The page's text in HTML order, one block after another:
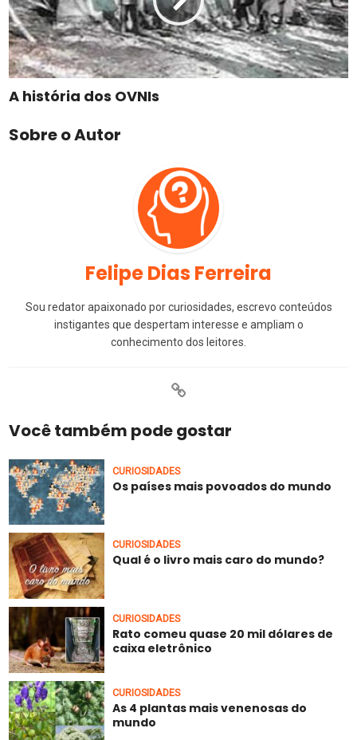
A história dos OVNIs
Sobre o Autor
Felipe Dias Ferreira
Sou redator apaixonado por curiosidades, escrevo conteúdos
instigantes que despertam interesse e ampliam o
conhecimento dos leitores.
Você também pode gostar
CURIOSIDADES
Os países mais povoados do mundo
CURIOSIDADES
Qual é o livro mais caro do mundo?
CURIOSIDADES
Rato comeu quase 20 mil dólares de
caixa eletrônico
CURIOSIDADES
As 4 plantas mais venenosas do
mundo